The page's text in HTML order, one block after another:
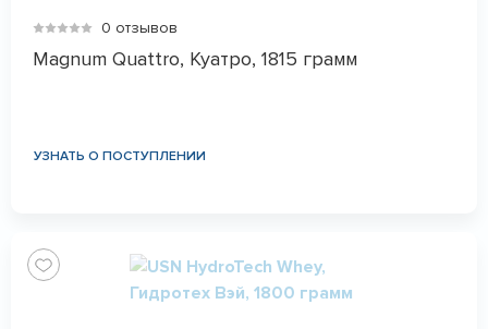
0 отзывов
Magnum Quattro, Куатро, 1815 грамм
УЗНАТЬ О ПОСТУПЛЕНИИ